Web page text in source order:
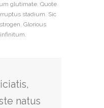
glutimate. Quote
stadium. Sic
Glorious
natus